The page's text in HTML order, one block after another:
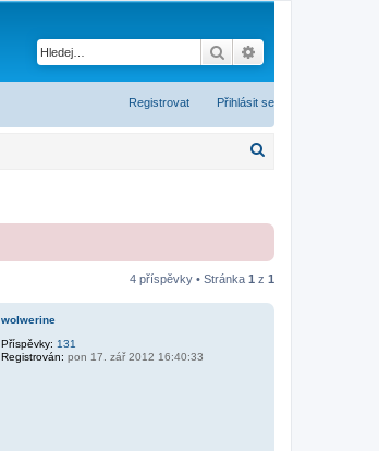
Hledat
Přihlásit se
Registrovat
d
t
4 příspěvky • Stránka 1 z 1
wolwerine
Příspěvky: 131
Registrován: pon 17. zář 2012 16:40:33